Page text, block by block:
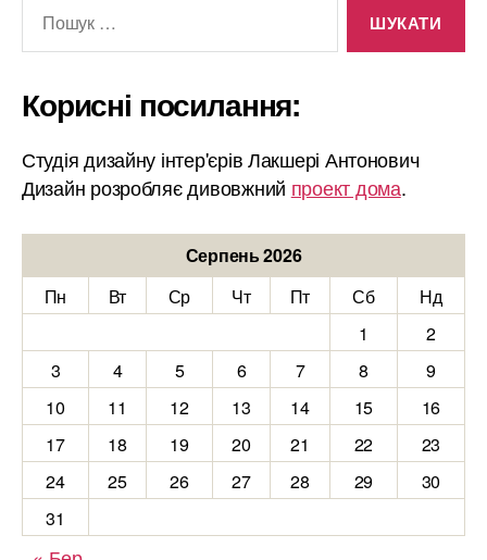
Корисні посилання:
Студія дизайну інтер'єрів Лакшері Антонович
Дизайн розробляє дивовжний проект дома.
Серпень 2026
Пн
Вт Ср Чт Пт Сб
Нд
1
2
3
4 5 6 7 8
9
10
11 12 13 14 15
16
17
18 19 20 21 22
23
24
25 26 27 28 29
30
31